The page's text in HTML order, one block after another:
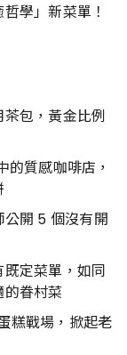
學」新菜單！
包，黃金比例
的質感咖啡店，
開 5 個沒有開
定菜單，如同
眷村菜
糕戰場，掀起老